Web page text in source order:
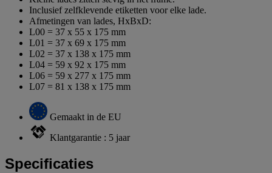
Inclusief zelfklevende etiketten voor elke lade.
Afmetingen van lades, HxBxD:
L00 = 37 x 55 x 175 mm
L01 = 37 x 69 x 175 mm
L02 = 37 x 138 x 175 mm
L04 = 59 x 92 x 175 mm
L06 = 59 x 277 x 175 mm
L07 = 81 x 138 x 175 mm
Gemaakt in de EU
Klantgarantie : 5 jaar
Specificaties